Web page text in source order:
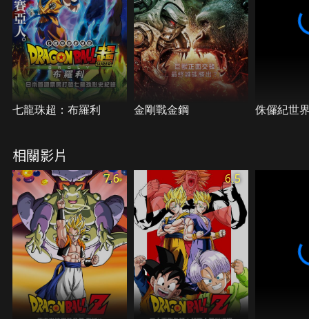
七龍珠超：布羅利 金剛戰金鋼 侏儸紀世
相關影片
7.6 6.5